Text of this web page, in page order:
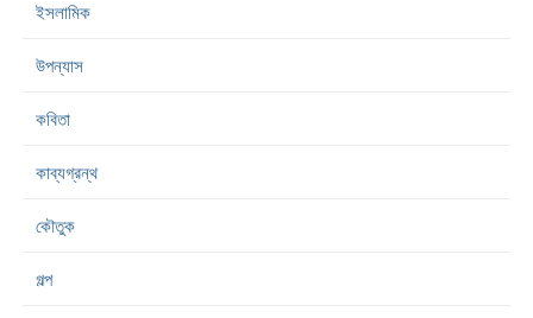
ইসলামিক
উপন্যাস
কবিতা
কাব্যগ্রন্থ
কৌতুক
গল্প